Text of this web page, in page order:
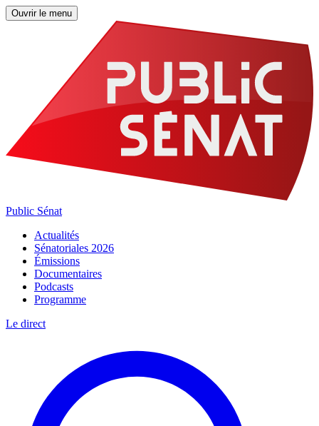
Ouvrir le menu
Public Sénat
Actualités
Sénatoriales 2026
Émissions
Documentaires
Podcasts
Programme
Le direct